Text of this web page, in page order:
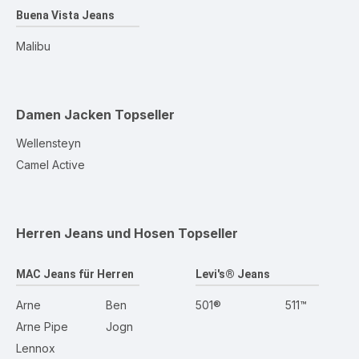
Buena Vista Jeans
Malibu
Damen Jacken Topseller
Wellensteyn
Camel Active
Herren Jeans und Hosen Topseller
MAC Jeans für Herren
Arne
Arne Pipe
Lennox
Ben
Jogn
Levi's® Jeans
501® 511™